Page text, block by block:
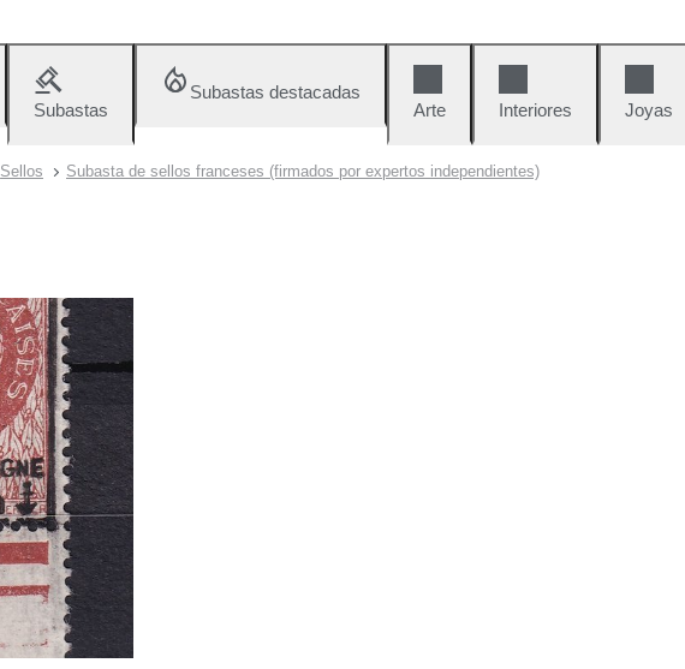
Subastas
Subastas destacadas
Arte
Interiores Joyas
Sellos Subasta de sellos franceses (firmados por expertos independientes)